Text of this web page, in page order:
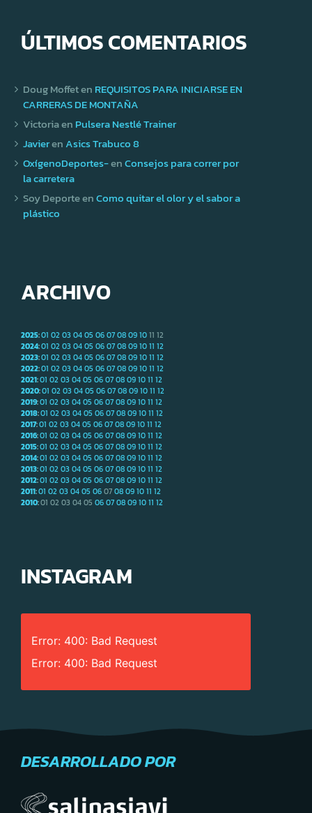
ÚLTIMOS COMENTARIOS
Doug Moffeten REQUISITOS PARA INICIARSE EN
CARRERAS DE MONTAÑA
Victoriaen Pulsera Nestlé Trainer
JavierenAsics Trabuco 8
OxígenoDeportes-enConsejos para correr por
la carretera
Soy DeporteenComo quitar el olor y el sabor a
plástico
ARCHIVO
2025:01 02 030405060708091011 12
2024:01 02 030405060708091011 12
2023:01 02 030405060708091011 12
2022:01 02 030405060708091011 12
2021:01 02 030405060708091011 12
2020:01 02 030405060708091011 12
2019:01 02 030405060708091011 12
2018:01 02 030405060708091011 12
2017:01 02 030405060708091011 12
2016:01 02 030405060708091011 12
2015:01 02 030405060708091011 12
2014:01 02 030405060708091011 12
2013:01 02 030405060708091011 12
2012:01 02 030405060708091011 12
2011:01 02 030405060708091011 12
2010:01 02 03 0405 060708091011 12
INSTAGRAM
Error: 400: Bad Request
Error: 400: Bad Request
DESARROLLADO POR